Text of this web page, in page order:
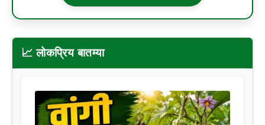
📈 लोकप्रिय बातम्या